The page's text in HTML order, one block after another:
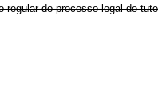
regular do processo legal de